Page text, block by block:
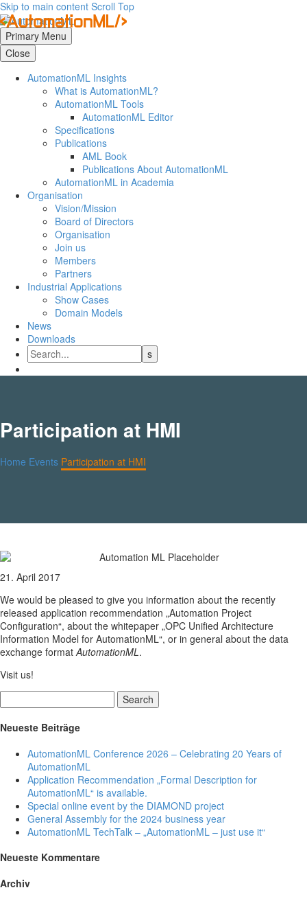
Skip to main content Scroll Top
Primary Menu
Close
AutomationML Insights
What is AutomationML?
AutomationML Tools
AutomationML Editor
Specifications
Publications
AML Book
Publications About AutomationML
AutomationML in Academia
Organisation
Vision/Mission
Board of Directors
Organisation
Join us
Members
Partners
Industrial Applications
Show Cases
Domain Models
News
Downloads
Participation at HMI
Home Events Participation at HMI
21. April 2017
We would be pleased to give you information about the recently
released application recommendation „Automation Project
Configuration“, about the whitepaper „OPC Unified Architecture
Information Model for AutomationML“, or in general about the data
exchange formatAutomationML.
Visit us!
Search
Neueste Beiträge
AutomationML Conference 2026 – Celebrating 20 Years of
AutomationML
Application Recommendation „Formal Description for
AutomationML“ is available.
Special online event by the DIAMOND project
General Assembly for the 2024 business year
AutomationML TechTalk – „AutomationML – just use it“
Neueste Kommentare
Archiv